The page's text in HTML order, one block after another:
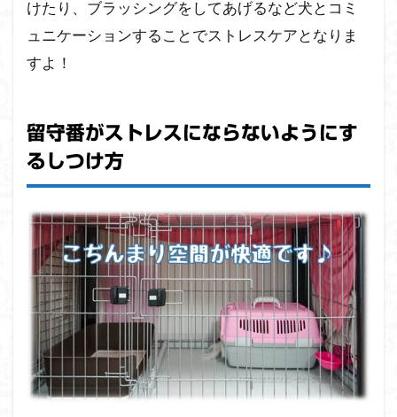
けたり、ブラッシングをしてあげるなど犬とコミ
ュニケーションすることでストレスケアとなりま
すよ！
留守番がストレスにならないようにす
るしつけ方